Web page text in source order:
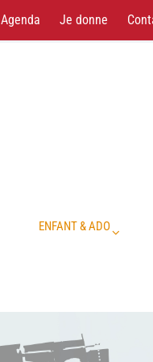
Agenda Je donne
ENFANT & ADO